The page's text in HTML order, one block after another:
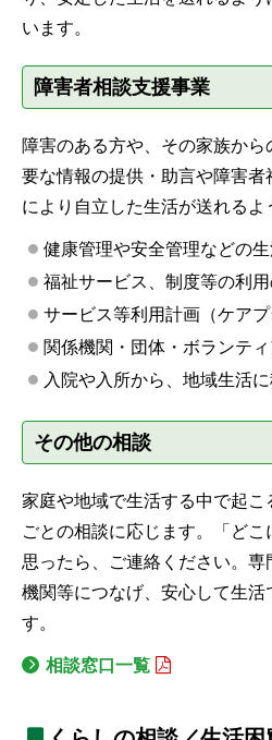
います。
障害者相談支援事業
障害のある方や、その家族か
要な情報の提供・助言や障害
により自立した生活が送れるよ
健康管理や安全管理などの
福祉サービス、制度等の利
サービス等利用計画（ケア
関係機関・団体・ボランテ
入院や入所から、地域生活
その他の相談
家庭や地域で生活する中で起
ごとの相談に応じます。「どこ
思ったら、ご連絡ください。
機関等につなげ、安心して生活
す。
相談窓口一覧